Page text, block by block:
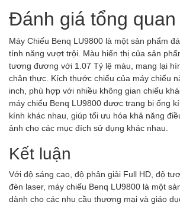
Đánh giá tổng quan
Máy Chiếu Benq LU9800 là một sản phẩm
tính năng vượt trội. Màu hiển thị của sản
tương đương với 1.07 Tỷ lệ màu, mang lại
chân thực. Kích thước chiếu của máy chiếu
inch, phù hợp với nhiều không gian chiếu
máy chiếu Benq LU9800 được trang bị ống
kính khác nhau, giúp tối ưu hóa khả năng
ảnh cho các mục đích sử dụng khác nhau.
Kết luận
Với độ sáng cao, độ phân giải Full HD, độ
đèn laser, máy chiếu Benq LU9800 là một
dành cho các nhu cầu thương mại và giáo